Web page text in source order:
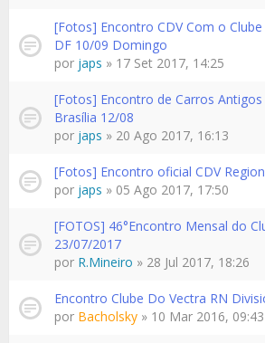
[Fotos] Encontro CDV Com o
DF 10/09 Domingo
por japs » 17 Set 2017, 14:25
[Fotos] Encontro de Carros
Brasília 12/08
por japs » 20 Ago 2017, 16:13
[Fotos] Encontro oficial CDV
por japs » 05 Ago 2017, 17:50
[FOTOS] 46°Encontro Mensal do
23/07/2017
por R.Mineiro » 28 Jul 2017, 18:26
Encontro Clube Do Vectra RN
por Bacholsky » 10 Mar 2016, 09:43